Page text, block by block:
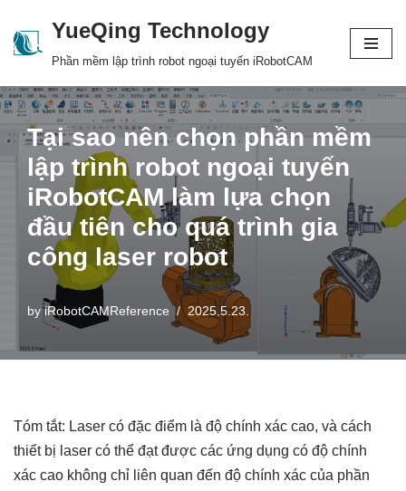
Skip
content
YueQing Technology
Phần mềm lập trình robot ngoại tuyến iRobotCAM
Tại sao nên chọn phần mềm
lập trình robot ngoại tuyến
iRobotCAM làm lựa chọn
đầu tiên cho quá trình gia
công laser robot
byiRobotCAMReference 2025.5.23.
Tóm tắt: Laser có đặc điểm là độ chính xác cao, và cách
thiết bị laser có thể đạt được các ứng dụng có độ chính
xác cao không chỉ liên quan đến độ chính xác của phần